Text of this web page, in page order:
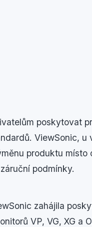
poskytovat
ViewSonic, u
produktu místo
podmínky.
zahájila
VP, VG, XG a